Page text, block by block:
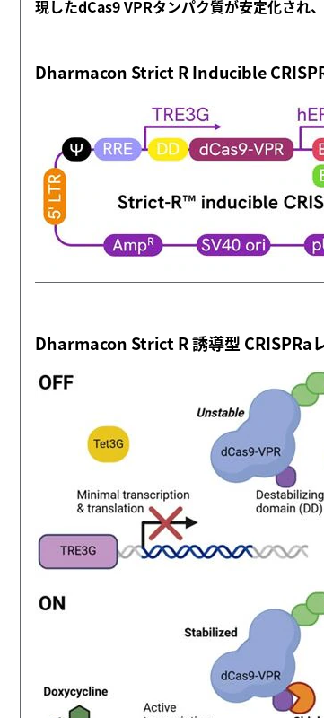
現したdCas9 VPRタンパク質が安定化され
Dharmacon Strict R Inducible
Dharmacon Strict R 誘導型 CRISPRa